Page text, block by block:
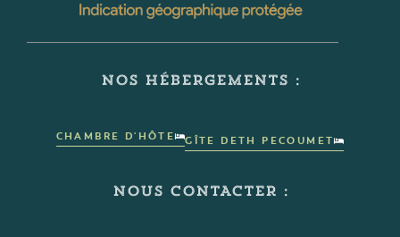
NOS HÉBERGEMENTS :
CHAMBRE D'HÔTE GÎTE DETH PECOUMET
NOUS CONTACTER :